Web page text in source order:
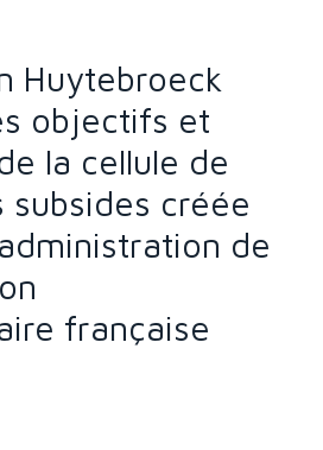
Huytebroeck
objectifs et
la cellule de
subsides créée
de
française